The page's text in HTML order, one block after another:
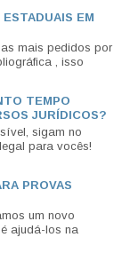
EM
mais pedidos por
, isso
TEMPO
JURÍDICOS?
sigam no
para vocês!
PROVAS
um novo
ajudá-los na